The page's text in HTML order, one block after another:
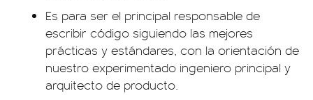
Es para ser el principal responsable de
escribir código siguiendo las mejores
prácticas y estándares, con la orientación de
nuestro experimentado ingeniero principal y
arquitecto de producto.